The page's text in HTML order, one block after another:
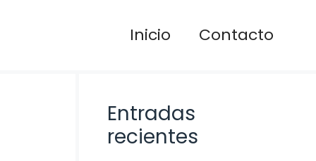
Inicio Contacto
Entradas
recientes